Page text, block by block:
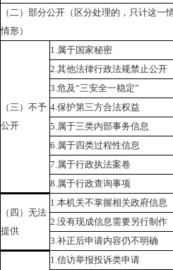
（二）部分公开（区分处理的，只计这一
情形）
（三）不予
公开
1.属于国家秘密
2.其他法律行政法规禁止公开
3.危及“三安全一稳定”
4.保护第三方合法权益
5.属于三类内部事务信息
6.属于四类过程性信息
7.属于行政执法案卷
8.属于行政查询事项
（四）无法
提供
1.本机关不掌握相关政府信息
2.没有现成信息需要另行制作
3.补正后申请内容仍不明确
1.信访举报投诉类申请